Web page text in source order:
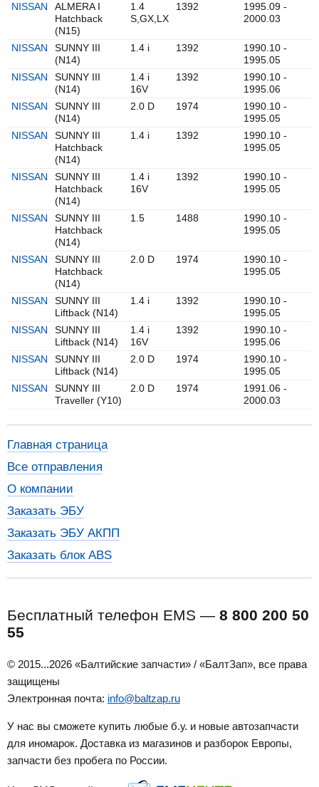
NISSAN
ALMERA I
Hatchback
(N15)
1.4
S,GX,LX
1392
1995.09 -
2000.03
NISSAN
SUNNY III
(N14)
1.4 i 1392
1990.10 -
1995.05
NISSAN
SUNNY III
(N14)
1.4 i
16V
1392
1990.10 -
1995.06
NISSAN
SUNNY III
(N14)
2.0 D 1974
1990.10 -
1995.05
NISSAN
SUNNY III
Hatchback
(N14)
1.4 i 1392
1990.10 -
1995.05
NISSAN
SUNNY III
Hatchback
(N14)
1.4 i
16V
1392
1990.10 -
1995.05
NISSAN
SUNNY III
Hatchback
(N14)
1.5 1488
1990.10 -
1995.05
NISSAN
SUNNY III
Hatchback
(N14)
2.0 D 1974
1990.10 -
1995.05
NISSAN
SUNNY III
Liftback (N14)
1.4 i 1392
1990.10 -
1995.05
NISSAN
SUNNY III
Liftback (N14)
1.4 i
16V
1392
1990.10 -
1995.06
NISSAN
SUNNY III
Liftback (N14)
2.0 D 1974
1990.10 -
1995.05
NISSAN
SUNNY III
Traveller (Y10)
2.0 D 1974
1991.06 -
2000.03
Главная страница
Все отправления
О компании
Заказать ЭБУ
Заказать ЭБУ АКПП
Заказать блок ABS
Бесплатный телефон EMS — 8 800 200 50
55
© 2015...2026 «Балтийские запчасти» / «БалтЗап», все права
защищены
Электронная почта: info@baltzap.ru
У нас вы сможете купить любые б.у. и новые автозапчасти
для иномарок. Доставка из магазинов и разборок Европы,
запчасти без пробега по России.